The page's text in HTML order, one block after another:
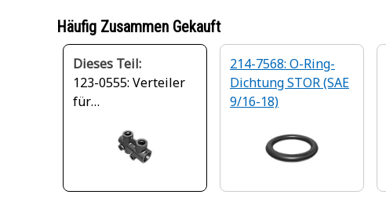
Häufig Zusammen Gekauft
Dieses Teil:
123-0555: Verteiler
für
sleitung
214-7568: O-Ring-
Dichtung STOR (SAE
9/16-18)